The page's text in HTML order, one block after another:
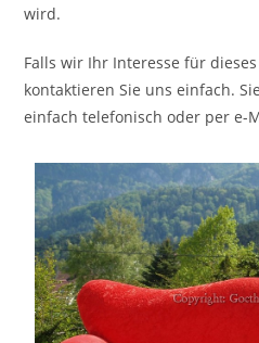
wird.
Falls wir Ihr Interesse für
kontaktieren Sie uns einfach.
einfach telefonisch oder per e-